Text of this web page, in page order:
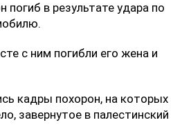
погиб в результате удара по
с ним погибли его жена и
кадры похорон, на которых
завернутое в палестинский